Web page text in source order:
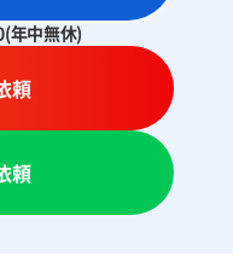
年中無休)
頼
頼